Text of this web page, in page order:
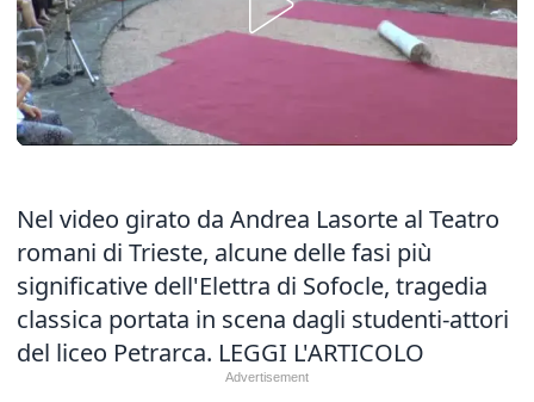
Nel video girato da Andrea Lasorte al Teatro
romani di Trieste, alcune delle fasi più
significative dell'Elettra di Sofocle, tragedia
classica portata in scena dagli studenti-attori
del liceo Petrarca. LEGGI L'ARTICOLO